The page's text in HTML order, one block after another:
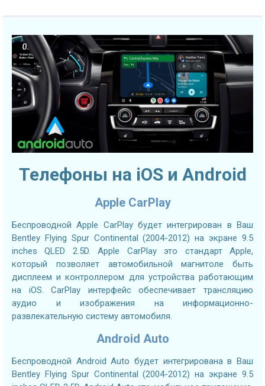
Телефоны на iOS и Android
Apple CarPlay
Беспроводной Apple CarPlay будет интегрирован в Ваш
Bentley Flying Spur Continental (2004-2012) на экране 9.5
inches QLED 2.5D. Apple CarPlay это стандарт Apple,
который позволяет автомобильной магнитоле быть
дисплеем и контроллером для устройства работающим
на iOS. CarPlay интерфейс обеспечивает трансляцию
аудио и изображения на информационно-
развлекательную систему автомобиля.
Android Auto
Беспроводной Android Auto будет интегрирована в Ваш
Bentley Flying Spur Continental (2004-2012) на экране 9.5